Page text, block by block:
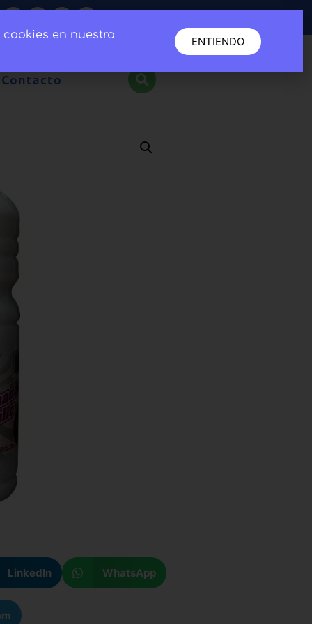
Contacto
LinkedIn WhatsApp
en nuestra
ENTIENDO